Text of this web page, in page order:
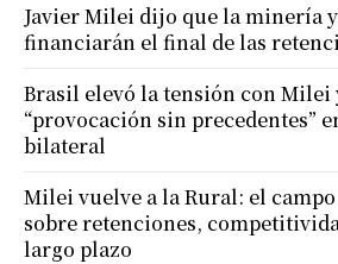
Javier Milei dijo que la minería
financiarán el final de las
Brasil elevó la tensión con Milei
“provocación sin precedentes”
bilateral
Milei vuelve a la Rural: el campo
sobre retenciones,
largo plazo